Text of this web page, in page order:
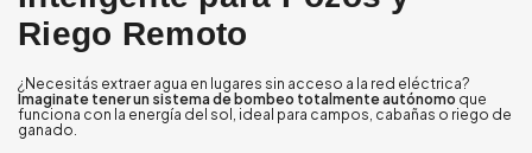
Riego Remoto
¿Necesitás extraer agua en lugares sin acceso a la red eléctrica?
Imaginate tener un sistema de bombeo totalmente autónomo que
funciona con la energía del sol, ideal para campos, cabañas o riego de
ganado.